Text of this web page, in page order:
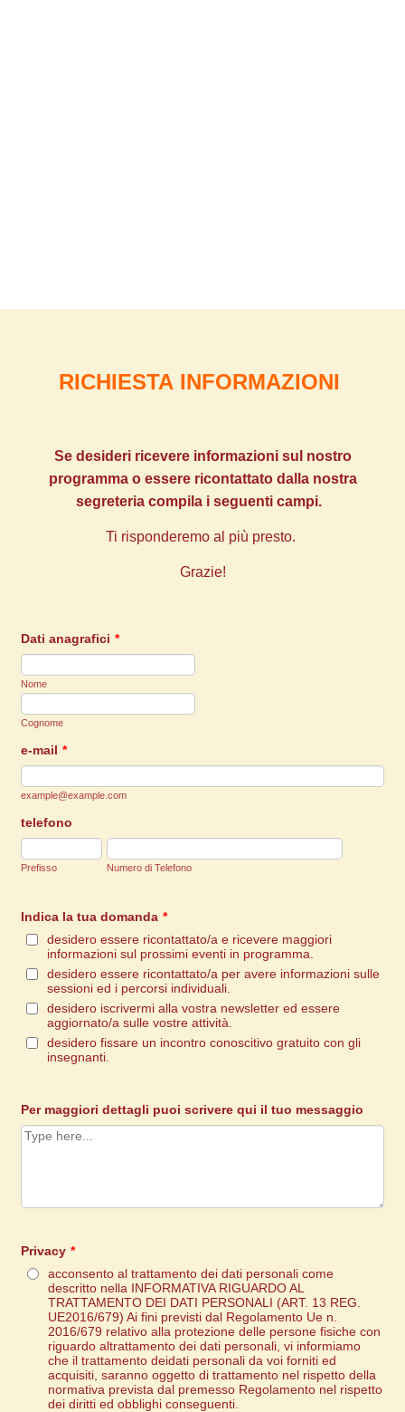
RICHIESTA INFORMAZIONI
Se desideri ricevere informazioni sul nostro
programma o essere ricontattato dalla nostra
segreteria compila i seguenti campi.
Ti risponderemo al più presto.
Grazie!
Dati anagrafici *
Nome
Cognome
e-mail *
example@example.com
telefono
Prefisso Numero di Telefono
Indica la tua domanda *
desidero essere ricontattato/a e ricevere maggiori
informazioni sul prossimi eventi in programma.
desidero essere ricontattato/a per avere informazioni sulle
sessioni ed i percorsi individuali.
desidero iscrivermi alla vostra newsletter ed essere
aggiornato/a sulle vostre attività.
desidero fissare un incontro conoscitivo gratuito con gli
insegnanti.
Per maggiori dettagli puoi scrivere qui il tuo messaggio
Privacy *
acconsento al trattamento dei dati personali come
descritto nella INFORMATIVA RIGUARDO AL
TRATTAMENTO DEI DATI PERSONALI (ART. 13 REG.
UE2016/679) Ai fini previsti dal Regolamento Ue n.
2016/679 relativo alla protezione delle persone fisiche con
riguardo altrattamento dei dati personali, vi informiamo
che il trattamento deidati personali da voi forniti ed
acquisiti, saranno oggetto di trattamento nel rispetto della
normativa prevista dal premesso Regolamento nel rispetto
dei diritti ed obblighi conseguenti.